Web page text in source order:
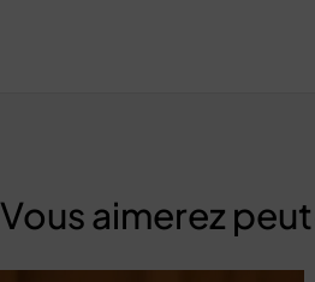
Vous aimerez